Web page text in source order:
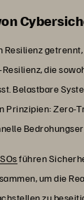
die
Belastbare
Prinzipien: Zero-
führen
um die